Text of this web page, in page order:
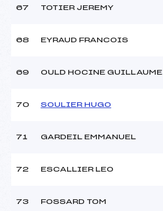
67 TOTIER JEREMY
68 EYRAUD FRANCOIS
69 OULD HOCINE GUILLAUME
70 SOULIER HUGO
71 GARDEIL EMMANUEL
72 ESCALLIER LEO
73 FOSSARD TOM